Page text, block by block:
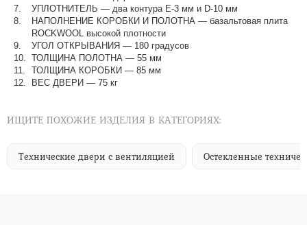
УПЛОТНИТЕЛЬ — два контура Е-3 мм и D-10 мм
НАПОЛНЕНИЕ КОРОБКИ И ПОЛОТНА — базальтовая плита
ROCKWOOL высокой плотности
УГОЛ ОТКРЫВАНИЯ — 180 градусов
ТОЛЩИНА ПОЛОТНА — 55 мм
ТОЛЩИНА КОРОБКИ — 85 мм
ВЕС ДВЕРИ — 75 кг
ИЩИТЕ ПОХОЖИЕ ИЗДЕЛИЯ В КАТЕГОРИЯХ:
Технические двери с вентиляцией Остекленные